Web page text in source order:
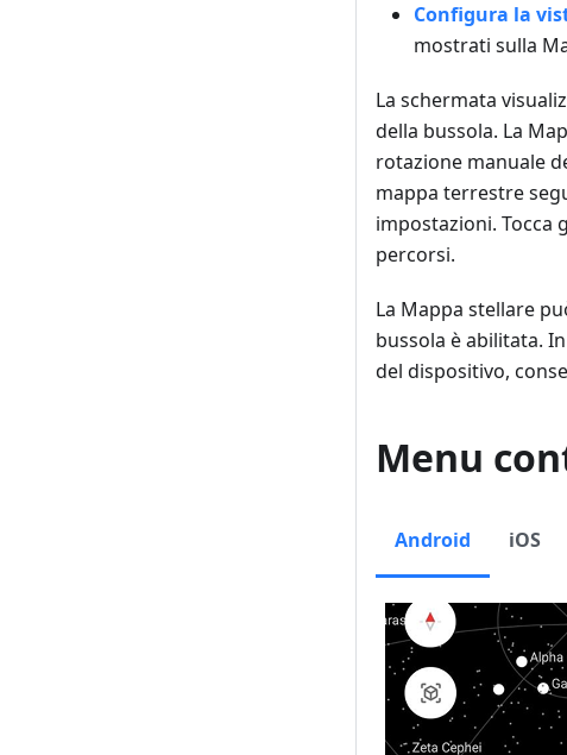
Configura la
mostrati sulla
La schermata
della bussola. La
rotazione manuale
mappa terrestre
impostazioni.
percorsi.
La Mappa stellare
bussola è abilitata.
del dispositivo,
Menu
Android iOS